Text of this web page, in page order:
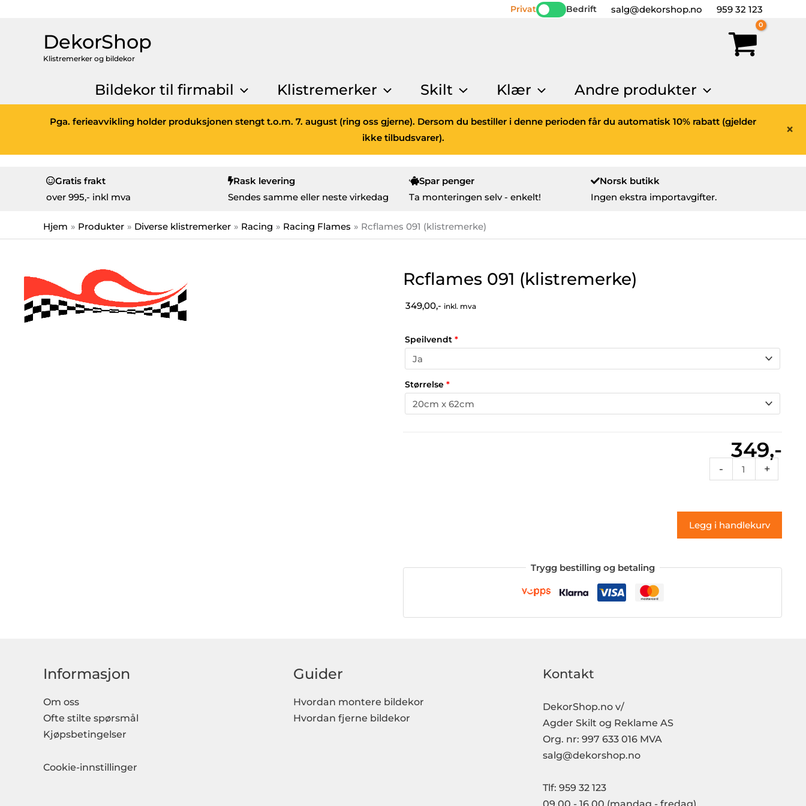
Privat Bedrift salg@dekorshop.no 959 32 123
DekorShop
Klistremerker og bildekor
Bildekor til firmabil Klistremerker Skilt Klær Andre produkter
×
Pga. ferieavvikling holder produksjonen stengt t.o.m. 7. august (ring oss gjerne). Dersom du bestiller i denne perioden får du automatisk 10% rabatt (gjelder
ikke tilbudsvarer).
Gratis frakt
over 995,- inkl mva
Rask levering
Sendes samme eller neste virkedag
Spar penger
Ta monteringen selv - enkelt!
Norsk butikk
Ingen ekstra importavgifter.
Hjem Produkter Diverse klistremerker Racing Racing Flames Rcflames 091 (klistremerke)
Rcflames 091 (klistremerke)
349,00,- inkl. mva
Speilvendt *
Størrelse *
349,-
-
Rcflames
091
antall
+
Legg i handlekurv
Trygg bestilling og betaling
Informasjon
Om oss
Ofte stilte spørsmål
Kjøpsbetingelser
Cookie-innstillinger
Guider
Hvordan montere bildekor
Hvordan fjerne bildekor
Kontakt
DekorShop.no v/
Agder Skilt og Reklame AS
Org. nr: 997 633 016 MVA
salg@dekorshop.no
Tlf: 959 32 123